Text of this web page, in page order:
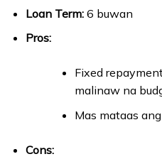
Loan Term:6 buwan
Pros:
Fixed
malinaw na
Mas mataas
Cons: